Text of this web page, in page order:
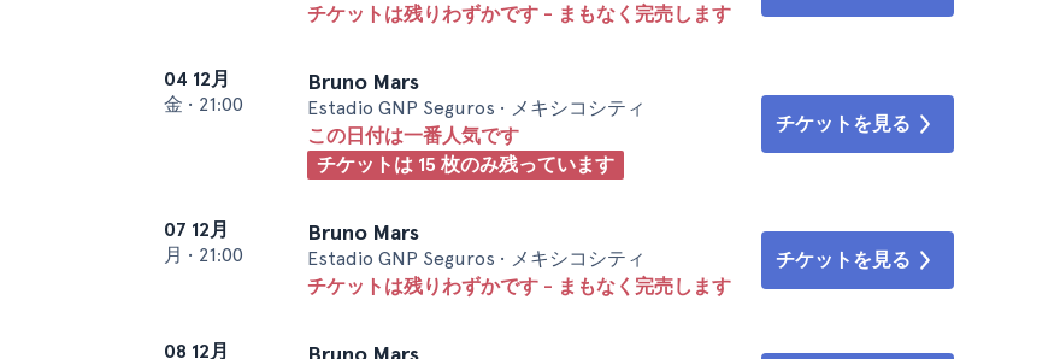
チケットは残りわずかです - まもなく完売します
04 12月
金 • 21:00
Bruno Mars
Estadio GNP Seguros • メキシコシティ
この日付は一番人気です
チケットは 15 枚のみ残っています
チケットを見る
07 12月
月 • 21:00
Bruno Mars
Estadio GNP Seguros • メキシコシティ
チケットは残りわずかです - まもなく完売します
チケットを見る
08 12月 Bruno Mars